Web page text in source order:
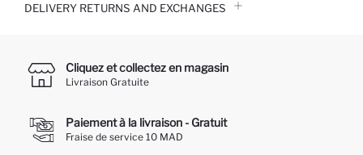
DELIVERY RETURNS AND EXCHANGES
Cliquez et collectez en magasin
Livraison Gratuite
Paiement à la livraison - Gratuit
Fraise de service 10 MAD